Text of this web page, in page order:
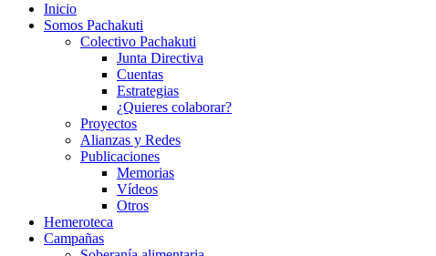
Inicio
Somos Pachakuti
Colectivo Pachakuti
Junta Directiva
Cuentas
Estrategias
¿Quieres colaborar?
Proyectos
Alianzas y Redes
Publicaciones
Memorias
Vídeos
Otros
Hemeroteca
Campañas